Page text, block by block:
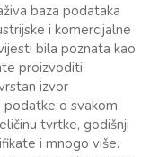
baza podataka
i komercijalne
bila poznata kao
proizvoditi
izvor
o svakom
tvrtke, godišnji
i mnogo više.